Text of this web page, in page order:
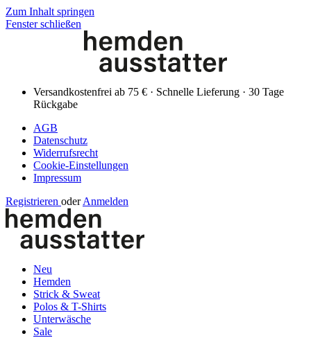
Zum Inhalt springen
Fenster schließen
Versandkostenfrei ab 75 € · Schnelle Lieferung · 30 Tage
Rückgabe
AGB
Datenschutz
Widerrufsrecht
Cookie-Einstellungen
Impressum
Registrieren oder Anmelden
Neu
Hemden
Strick & Sweat
Polos & T-Shirts
Unterwäsche
Sale